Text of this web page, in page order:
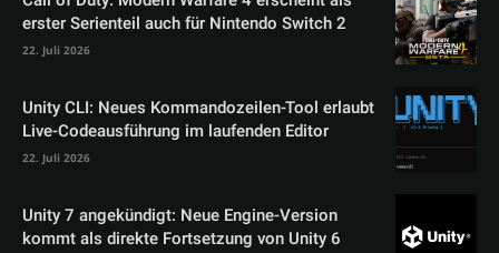
erster Serienteil auch für Nintendo Switch 2
22. Juli 2026
Unity CLI: Neues Kommandozeilen-Tool erlaubt
Live-Codeausführung im laufenden Editor
22. Juli 2026
Unity 7 angekündigt: Neue Engine-Version
kommt als direkte Fortsetzung von Unity 6